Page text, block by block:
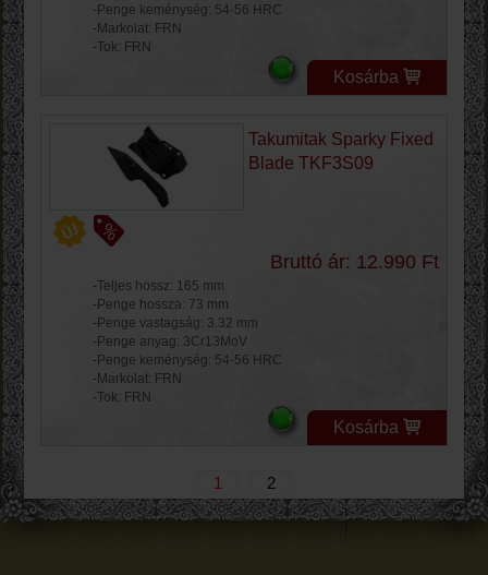
-Penge keménység: 54-56 HRC
-Markolat: FRN
-Tok: FRN
Kosárba
Takumitak Sparky Fixed
Blade TKF3S09
Bruttó ár: 12.990 Ft
-Teljes hossz: 165 mm
-Penge hossza: 73 mm
-Penge vastagság: 3.32 mm
-Penge anyag: 3Cr13MoV
-Penge keménység: 54-56 HRC
-Markolat: FRN
-Tok: FRN
Kosárba
1 2